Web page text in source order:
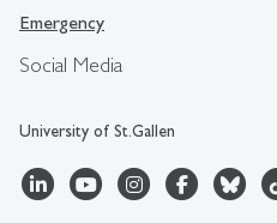
Social Media
University of St.Gallen
Emergency